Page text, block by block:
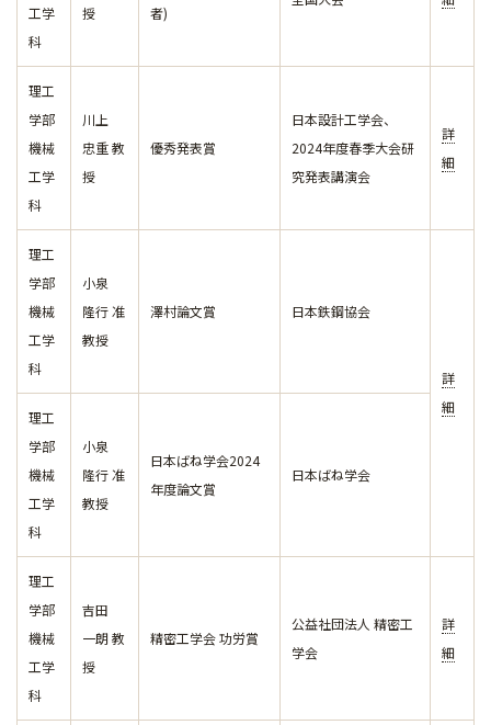
工学
科
授
者)
理工
学部
機械
工学
科
川上
忠重 教
授
優秀発表賞
日本設計工学会、
2024年度春季大会研
究発表講演会
詳
細
理工
学部
機械
工学
科
小泉
隆行 准
教授
澤村論文賞 日本鉄鋼協会
詳
細
理工
学部
機械
工学
科
小泉
隆行 准
教授
日本ばね学会2024
年度論文賞
日本ばね学会
理工
学部
機械
工学
科
吉田
一朗 教
授
精密工学会 功労賞
公益社団法人 精密工
学会
詳
細